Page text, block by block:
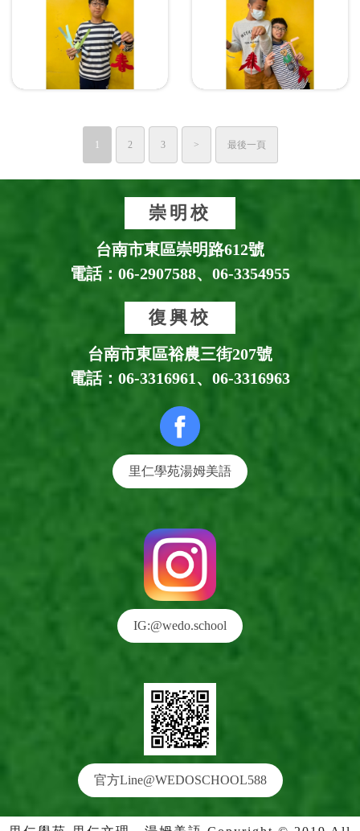
1 2 3 > 最後一頁
崇明校
台南市東區崇明路612號
電話： 06-2907588、 06-3354955
復興校
台南市東區裕農三街207號
電話： 06-3316961 、 06-3316963
里仁學苑湯姆美語
IG:@wedo.school
官方Line@WEDOSCHOOL588